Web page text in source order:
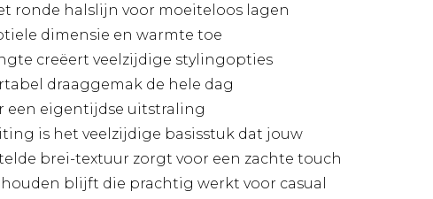
ronde halslijn voor moeiteloos lagen
dimensie en warmte toe
creëert veelzijdige stylingopties
draaggemak de hele dag
een eigentijdse uitstraling
is het veelzijdige basisstuk dat jouw
brei-textuur zorgt voor een zachte touch
blijft die prachtig werkt voor casual